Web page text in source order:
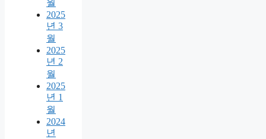
월
2025
년 3
월
2025
년 2
월
2025
년 1
월
2024
년